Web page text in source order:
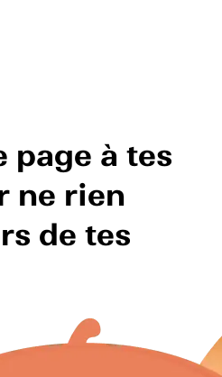
page à tes
ne rien
de tes